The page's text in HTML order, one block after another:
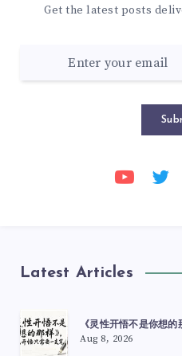
Get the latest posts
Latest Articles
《灵性开悟不是你想
Aug 8, 2026